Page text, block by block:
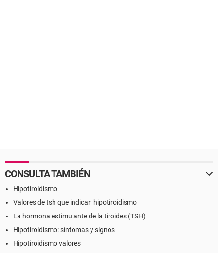
CONSULTA TAMBIÉN
Hipotiroidismo
Valores de tsh que indican hipotiroidismo
La hormona estimulante de la tiroides (TSH)
Hipotiroidismo: síntomas y signos
Hipotiroidismo valores